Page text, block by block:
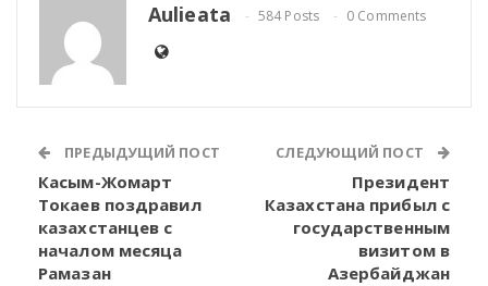
Aulieata 584 Posts 0 Comments
ПРЕДЫДУЩИЙ ПОСТ
Касым-Жомарт
Токаев поздравил
казахстанцев с
началом месяца
Рамазан
СЛЕДУЮЩИЙ ПОСТ
Президент
Казахстана прибыл с
государственным
визитом в
Азербайджан